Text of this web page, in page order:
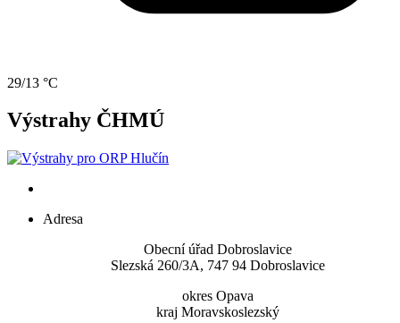
29/13 °C
Výstrahy ČHMÚ
Adresa
Obecní úřad Dobroslavice
Slezská 260/3A, 747 94 Dobroslavice
okres Opava
kraj Moravskoslezský